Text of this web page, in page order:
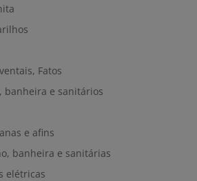
Fatos
banheira e sanitários
e afins
banheira e sanitárias
elétricas